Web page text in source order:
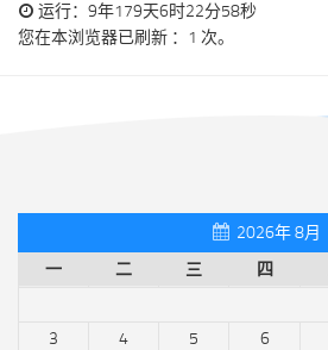
运行：9年179天6时22分58秒
您在本浏览器已刷新 ：1 次。
2026年 8月
一
二 三 四
3
4 5 6